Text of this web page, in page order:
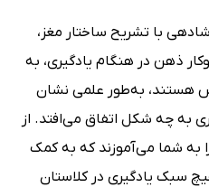
با تشریح ساختار مغز،
ذهن در هنگام یادگیری، به
هستند، به‌طور علمی نشان
به چه شکل اتفاق می‌افتد. از
به شما می‌آموزند که به کمک
سبک یادگیری در کلاستان